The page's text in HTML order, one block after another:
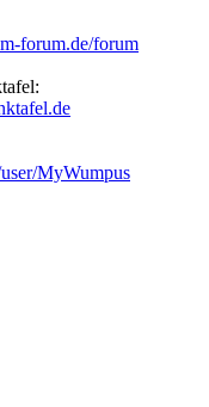
forum.de/forum
MyWumpus